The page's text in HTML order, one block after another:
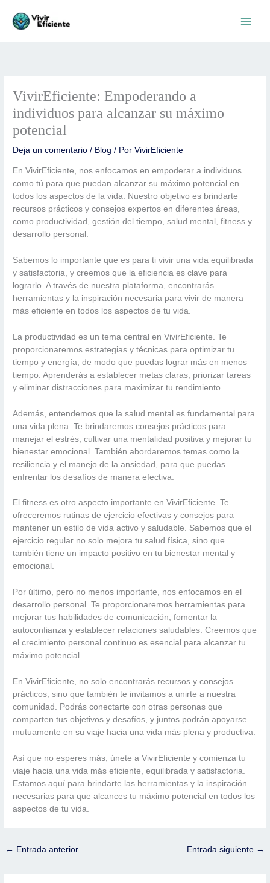
contenido
VivirEficiente: Empoderando a
individuos para alcanzar su máximo
potencial
Deja un comentario / Blog / PorVivirEficiente
En VivirEficiente, nos enfocamos en empoderar a individuos
como tú para que puedan alcanzar su máximo potencial en
todos los aspectos de la vida. Nuestro objetivo es brindarte
recursos prácticos y consejos expertos en diferentes áreas,
como productividad, gestión del tiempo, salud mental, fitness y
desarrollo personal.
Sabemos lo importante que es para ti vivir una vida equilibrada
y satisfactoria, y creemos que la eficiencia es clave para
lograrlo. A través de nuestra plataforma, encontrarás
herramientas y la inspiración necesaria para vivir de manera
más eficiente en todos los aspectos de tu vida.
La productividad es un tema central en VivirEficiente. Te
proporcionaremos estrategias y técnicas para optimizar tu
tiempo y energía, de modo que puedas lograr más en menos
tiempo. Aprenderás a establecer metas claras, priorizar tareas
y eliminar distracciones para maximizar tu rendimiento.
Además, entendemos que la salud mental es fundamental para
una vida plena. Te brindaremos consejos prácticos para
manejar el estrés, cultivar una mentalidad positiva y mejorar tu
bienestar emocional. También abordaremos temas como la
resiliencia y el manejo de la ansiedad, para que puedas
enfrentar los desafíos de manera efectiva.
El fitness es otro aspecto importante en VivirEficiente. Te
ofreceremos rutinas de ejercicio efectivas y consejos para
mantener un estilo de vida activo y saludable. Sabemos que el
ejercicio regular no solo mejora tu salud física, sino que
también tiene un impacto positivo en tu bienestar mental y
emocional.
Por último, pero no menos importante, nos enfocamos en el
desarrollo personal. Te proporcionaremos herramientas para
mejorar tus habilidades de comunicación, fomentar la
autoconfianza y establecer relaciones saludables. Creemos que
el crecimiento personal continuo es esencial para alcanzar tu
máximo potencial.
En VivirEficiente, no solo encontrarás recursos y consejos
prácticos, sino que también te invitamos a unirte a nuestra
comunidad. Podrás conectarte con otras personas que
comparten tus objetivos y desafíos, y juntos podrán apoyarse
mutuamente en su viaje hacia una vida más plena y productiva.
Así que no esperes más, únete a VivirEficiente y comienza tu
viaje hacia una vida más eficiente, equilibrada y satisfactoria.
Estamos aquí para brindarte las herramientas y la inspiración
necesarias para que alcances tu máximo potencial en todos los
aspectos de tu vida.
← Entrada anterior Entrada siguiente →